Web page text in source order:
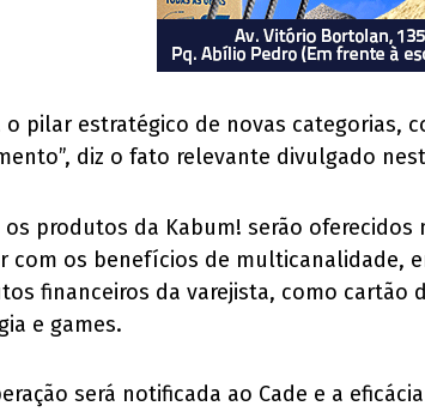
o pilar estratégico de novas
diz o fato relevante divulgado
produtos da Kabum! serão
com os benefícios de multicanalidade,
financeiros da varejista, como cartão
e games.
será notificada ao Cade e a